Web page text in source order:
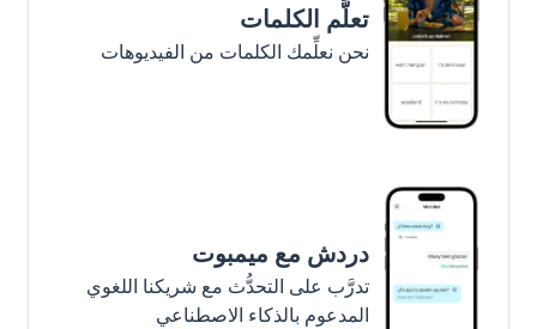
تعلَّم الكلمات
نحن نعلِّمك الكلمات من الفيديوهات
دردش مع ميمبوت
تدرَّب على التحدُّث مع شريكنا اللغوي
المدعوم بالذكاء الاصطناعي